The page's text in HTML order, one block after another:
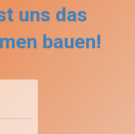
uns das
bauen!